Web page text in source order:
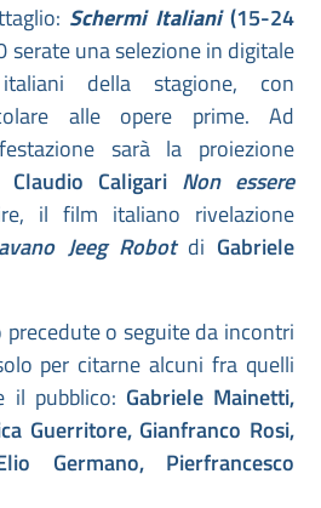
Schermi Italiani(15-24
serate una selezione in digitale
della stagione, con
alle opere prime. Ad
sarà la proiezione
Claudio Caligari Non essere
il film italiano rivelazione
Jeeg Robotdi Gabriele
o seguite da incontri
per citarne alcuni fra quelli
il pubblico: Gabriele Mainetti,
Guerritore, Gianfranco Rosi,
Germano, Pierfrancesco